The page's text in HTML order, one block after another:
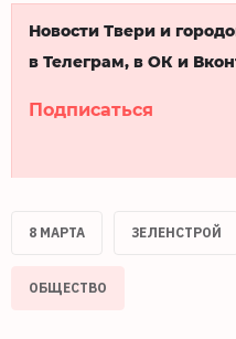
Новости Твери и
в Телеграм, в ОК и
Подписаться
8 МАРТА ЗЕЛЕНСТРОЙ
ОБЩЕСТВО